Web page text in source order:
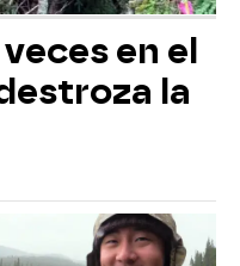
en el
la